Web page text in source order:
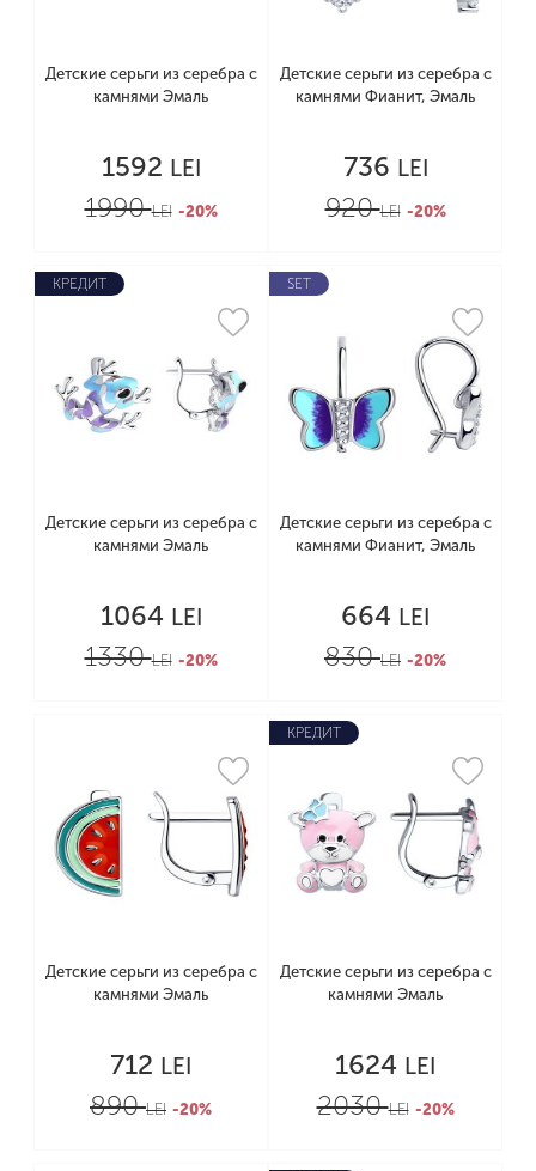
Детские серьги из серебра с
камнями Эмаль
1592 LEI
1990LEI -20%
Детские серьги из серебра с
камнями Фианит, Эмаль
736 LEI
920LEI -20%
КРЕДИТ
Детские серьги из серебра с
камнями Эмаль
1064 LEI
1330LEI -20%
SET
Детские серьги из серебра с
камнями Фианит, Эмаль
664 LEI
830LEI -20%
Детские серьги из серебра с
камнями Эмаль
712 LEI
890LEI -20%
КРЕДИТ
Детские серьги из серебра с
камнями Эмаль
1624 LEI
2030LEI -20%